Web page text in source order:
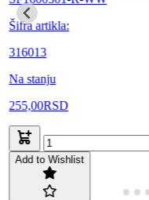
Šifra artikla:
316013
Na stanju
255,00RSD
Add to Wishlist